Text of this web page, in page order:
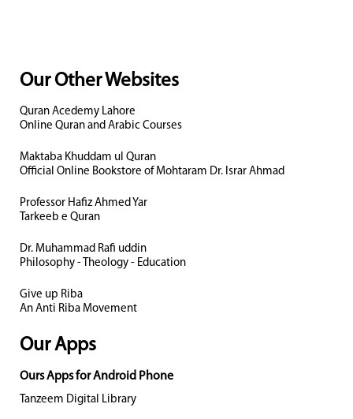
Our Other Websites
Quran Acedemy Lahore
Online Quran and Arabic Courses
Maktaba Khuddam ul Quran
Official Online Bookstore of Mohtaram Dr. Israr Ahmad
Professor Hafiz Ahmed Yar
Tarkeeb e Quran
Dr. Muhammad Rafi uddin
Philosophy - Theology - Education
Give up Riba
An Anti Riba Movement
Our Apps
Ours Apps for Android Phone
Tanzeem Digital Library